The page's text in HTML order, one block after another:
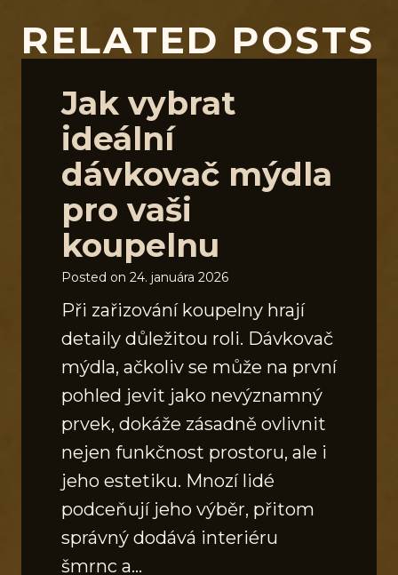
RELATED POSTS
Jak vybrat
ideální
dávkovač mýdla
pro vaši
koupelnu
Posted on 24. januára 2026
Při zařizování koupelny hrají
detaily důležitou roli. Dávkovač
mýdla, ačkoliv se může na první
pohled jevit jako nevýznamný
prvek, dokáže zásadně ovlivnit
nejen funkčnost prostoru, ale i
jeho estetiku. Mnozí lidé
podceňují jeho výběr, přitom
správný dodává interiéru
šmrnc a…